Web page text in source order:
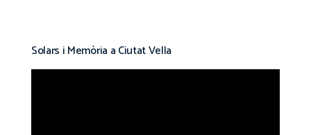
Solars i Memòria a Ciutat Vella